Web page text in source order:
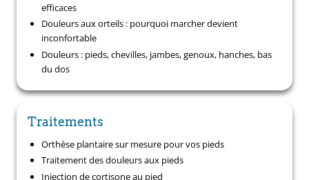
efficaces
Douleurs aux orteils : pourquoi marcher devient
inconfortable
Douleurs : pieds, chevilles, jambes, genoux, hanches, bas
du dos
Traitements
Orthèse plantaire sur mesure pour vos pieds
Traitement des douleurs aux pieds
Injection de cortisone au pied